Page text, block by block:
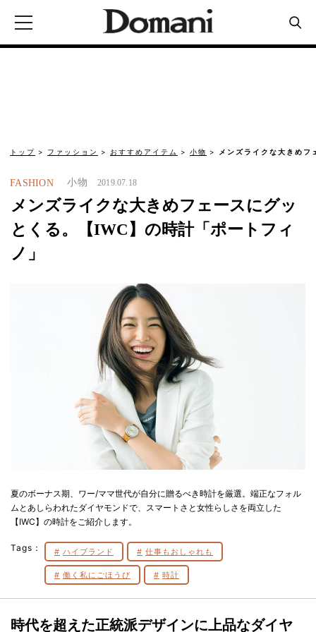
トップ ファッション おすすめアイテム 小物 メンズライクな大きめ
FASHION 小物 2019.07.18
メンズライクな大きめフェースにグッ
とくる。【IWC】の時計「ポートフィ
ノ」
夏のボーナス期、ワー/ママ世代が自分に贈るべき時計を厳選。端正なフォル
ムとあしらわれたダイヤモンドで、スマートさと女性らしさを両立した
【IWC】の時計をご紹介します。
Tags： ハイブランド 仕事もおしゃれも
働く私にごほうび 時計
時代を超えた正統派デザインに上品なダイヤ